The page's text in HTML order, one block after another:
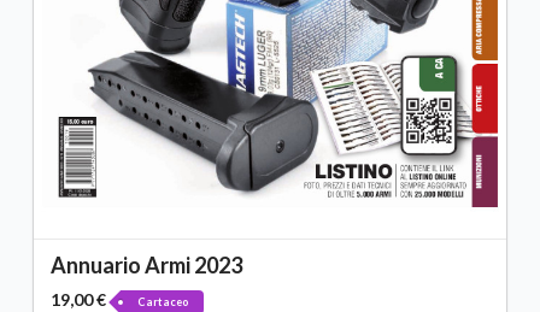
Annuario Armi 2023
19,00 € Cartaceo